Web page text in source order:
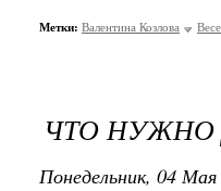
Метки: Валентина Козлова
ЧТО НУЖНО
Понедельник, 04